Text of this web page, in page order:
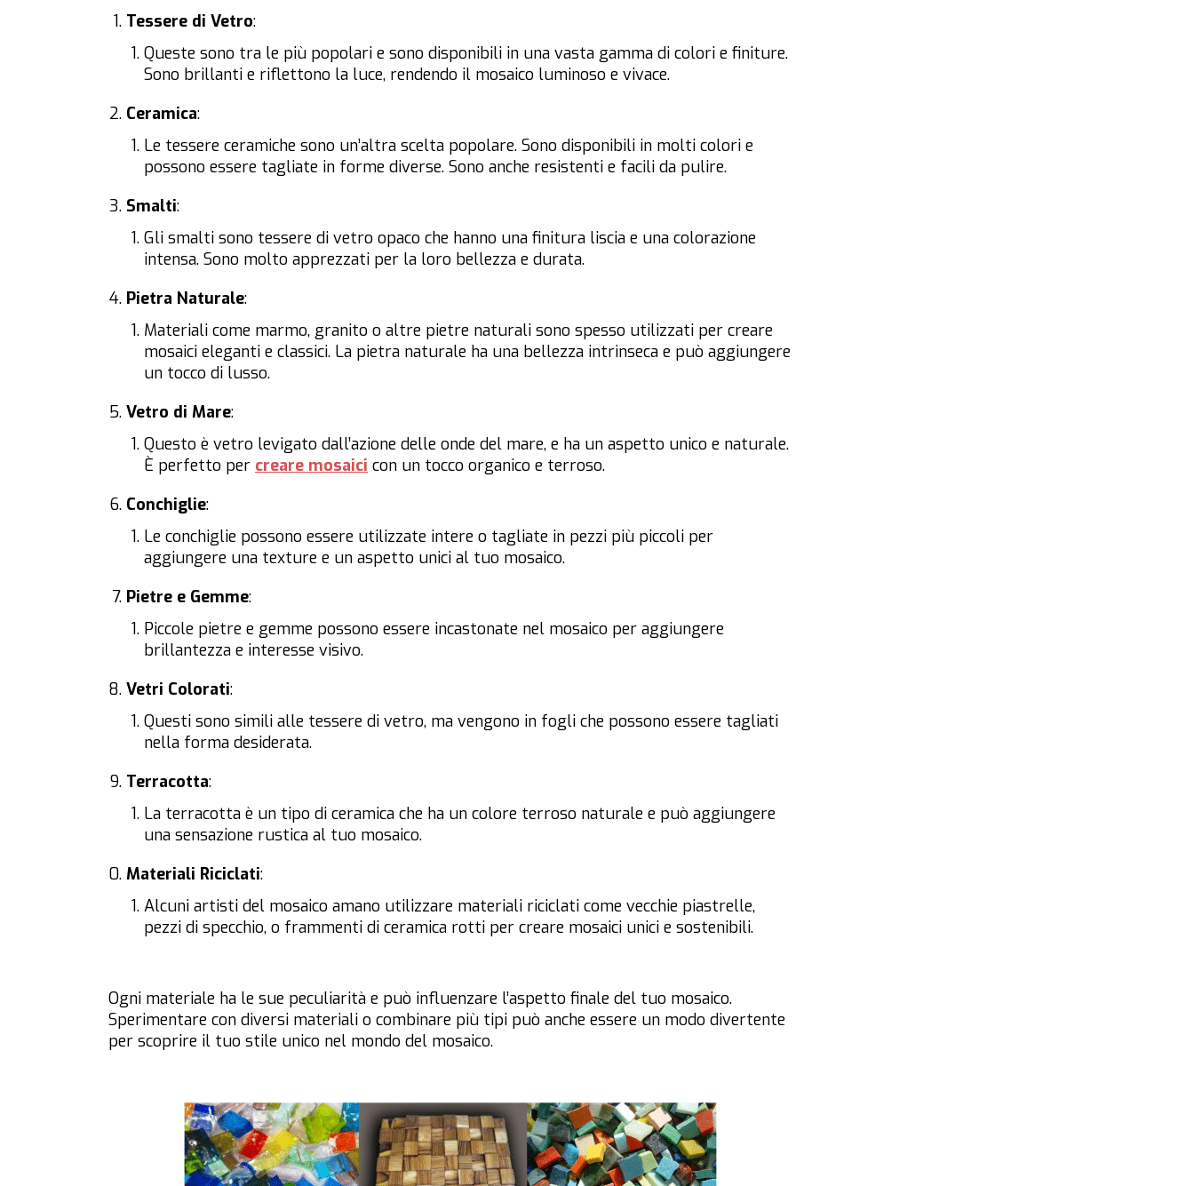
Tessere di Vetro:
Queste sono tra le più popolari e sono disponibili in una vasta gamma di colori e finiture.
Sono brillanti e riflettono la luce, rendendo il mosaico luminoso e vivace.
Ceramica:
Le tessere ceramiche sono un’altra scelta popolare. Sono disponibili in molti colori e
possono essere tagliate in forme diverse. Sono anche resistenti e facili da pulire.
Smalti:
Gli smalti sono tessere di vetro opaco che hanno una finitura liscia e una colorazione
intensa. Sono molto apprezzati per la loro bellezza e durata.
Pietra Naturale:
Materiali come marmo, granito o altre pietre naturali sono spesso utilizzati per creare
mosaici eleganti e classici. La pietra naturale ha una bellezza intrinseca e può aggiungere
un tocco di lusso.
Vetro di Mare:
Questo è vetro levigato dall’azione delle onde del mare, e ha un aspetto unico e naturale.
È perfetto per creare mosaici con un tocco organico e terroso.
Conchiglie:
Le conchiglie possono essere utilizzate intere o tagliate in pezzi più piccoli per
aggiungere una texture e un aspetto unici al tuo mosaico.
Pietre e Gemme:
Piccole pietre e gemme possono essere incastonate nel mosaico per aggiungere
brillantezza e interesse visivo.
Vetri Colorati:
Questi sono simili alle tessere di vetro, ma vengono in fogli che possono essere tagliati
nella forma desiderata.
Terracotta:
La terracotta è un tipo di ceramica che ha un colore terroso naturale e può aggiungere
una sensazione rustica al tuo mosaico.
Materiali Riciclati:
Alcuni artisti del mosaico amano utilizzare materiali riciclati come vecchie piastrelle,
pezzi di specchio, o frammenti di ceramica rotti per creare mosaici unici e sostenibili.
Ogni materiale ha le sue peculiarità e può influenzare l’aspetto finale del tuo mosaico.
Sperimentare con diversi materiali o combinare più tipi può anche essere un modo divertente
per scoprire il tuo stile unico nel mondo del mosaico.